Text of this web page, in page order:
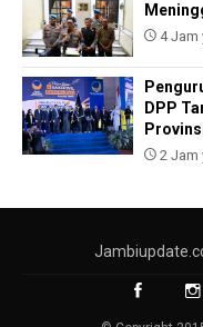
4 Jam
DPP
2 Jam